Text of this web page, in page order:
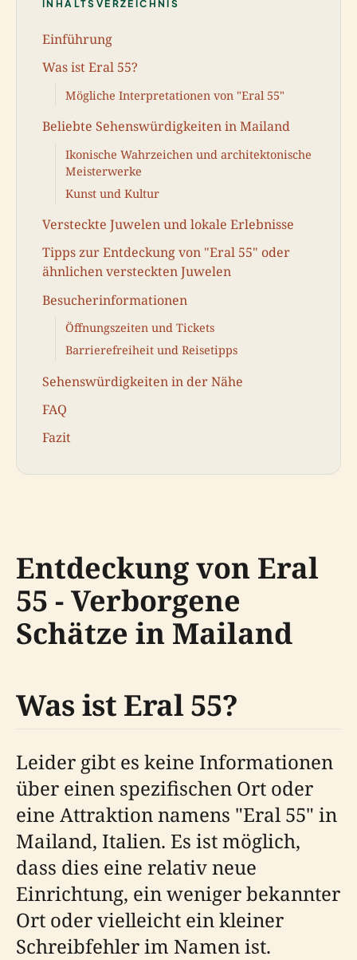
INHALTSVERZEICHNIS
Einführung
Was ist Eral 55?
Mögliche Interpretationen von "Eral 55"
Beliebte Sehenswürdigkeiten in Mailand
Ikonische Wahrzeichen und architektonische
Meisterwerke
Kunst und Kultur
Versteckte Juwelen und lokale Erlebnisse
Tipps zur Entdeckung von "Eral 55" oder
ähnlichen versteckten Juwelen
Besucherinformationen
Öffnungszeiten und Tickets
Barrierefreiheit und Reisetipps
Sehenswürdigkeiten in der Nähe
FAQ
Fazit
Entdeckung von Eral
55 - Verborgene
Schätze in Mailand
Was ist Eral 55?
Leider gibt es keine Informationen
über einen spezifischen Ort oder
eine Attraktion namens "Eral 55" in
Mailand, Italien. Es ist möglich,
dass dies eine relativ neue
Einrichtung, ein weniger bekannter
Ort oder vielleicht ein kleiner
Schreibfehler im Namen ist.